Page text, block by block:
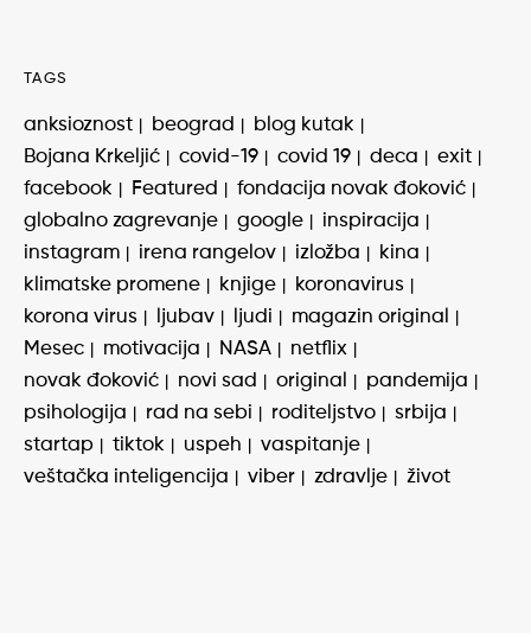
TAGS
anksioznost beograd
blog kutak
Bojana Krkeljić
covid-19 covid 19 deca
exit
facebook
Featured
fondacija novak đoković
globalno zagrevanje
google
inspiracija
instagram
irena rangelov izložba
kina
klimatske promene
knjige
koronavirus
korona virus
ljubav ljudi
magazin original
Mesec
motivacija NASA
netflix
novak đoković
novi sad original
pandemija
psihologija
rad na sebi roditeljstvo
srbija
startap
tiktok uspeh
vaspitanje
veštačka inteligencija
viber zdravlje život